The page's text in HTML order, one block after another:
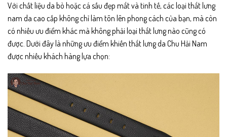
Với chất liệu da bò hoặc cá sấu đẹp mắt và tinh tế, các loại thắt lưng
nam da cao cấp không chỉ làm tôn lên phong cách của bạn, mà còn
có nhiều ưu điểm khác mà không phải loại thắt lưng nào cũng có
được. Dưới đây là những ưu điểm khiến thắt lưng da Chu Hải Nam
được nhiều khách hàng lựa chọn: